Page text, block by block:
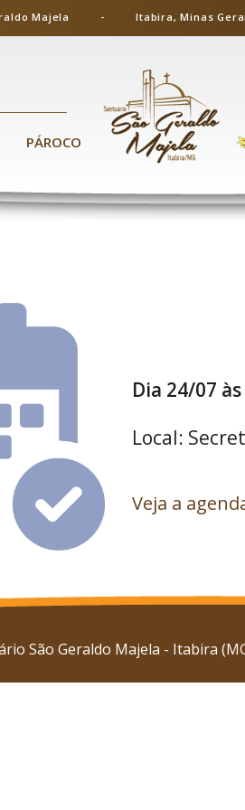
Geraldo Majela - Itabira, Minas
PÁROCO
Dia 24/07
Local:
Veja a
São Geraldo Majela - Itabira